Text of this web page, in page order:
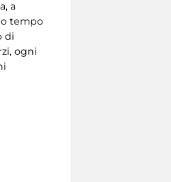
a
tempo
di
ogni